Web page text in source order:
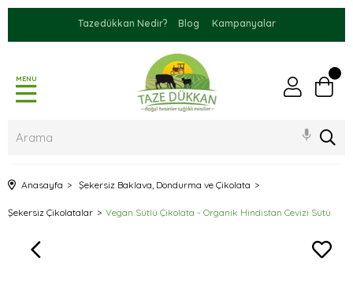
Tazedükkan Nedir? Blog Kampanyalar
MENU
Anasayfa Şekersiz Baklava, Dondurma ve Çikolata
Şekersiz Çikolatalar Vegan Sütlü Çikolata - Organik Hindistan Cevizi Sütü